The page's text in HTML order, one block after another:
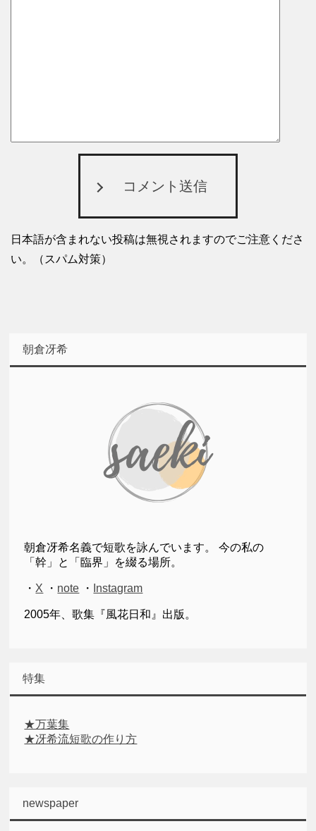
コメント送信
日本語が含まれない投稿は無視されますのでご注意くださ
い。（スパム対策）
朝倉冴希
朝倉冴希名義で短歌を詠んでいます。 今の私の
「幹」と「臨界」を綴る場所。
・ X ・ note ・ Instagram
2005年、歌集『風花日和』出版。
特集
★万葉集
★冴希流短歌の作り方
newspaper